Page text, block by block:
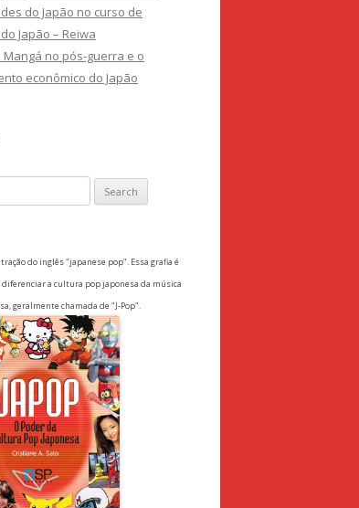
do Japão no curso de
Japão – Reiwa
Mangá no pós-guerra e o
econômico do Japão
do inglês "japanese pop". Essa grafia é
diferenciar a cultura pop japonesa da música
geralmente chamada de "J-Pop".